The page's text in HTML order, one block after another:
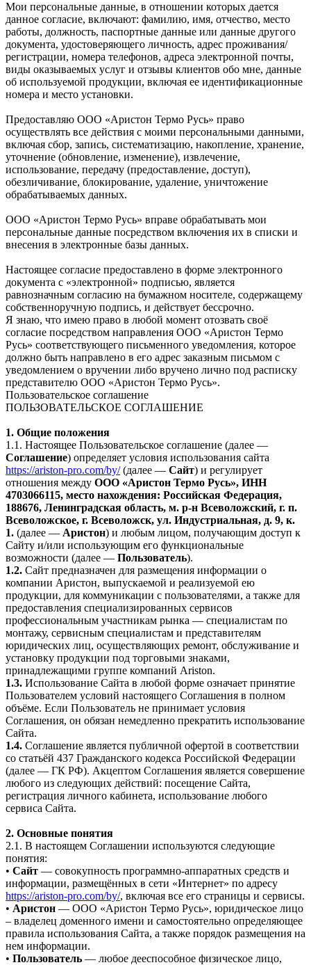
Мои персональные данные, в отношении которых дается
данное согласие, включают: фамилию, имя, отчество, место
работы, должность, паспортные данные или данные другого
документа, удостоверяющего личность, адрес проживания/
регистрации, номера телефонов, адреса электронной почты,
виды оказываемых услуг и отзывы клиентов обо мне, данные
об используемой продукции, включая ее идентификационные
номера и место установки.
Предоставляю ООО «Аристон Термо Русь» право
осуществлять все действия с моими персональными данными,
включая сбор, запись, систематизацию, накопление, хранение,
уточнение (обновление, изменение), извлечение,
использование, передачу (предоставление, доступ),
обезличивание, блокирование, удаление, уничтожение
обрабатываемых данных.
ООО «Аристон Термо Русь» вправе обрабатывать мои
персональные данные посредством включения их в списки и
внесения в электронные базы данных.
Настоящее согласие предоставлено в форме электронного
документа с «электронной» подписью, является
равнозначным согласию на бумажном носителе, содержащему
собственноручную подпись, и действует бессрочно.
Я знаю, что имею право в любой момент отозвать своё
согласие посредством направления ООО «Аристон Термо
Русь» соответствующего письменного уведомления, которое
должно быть направлено в его адрес заказным письмом с
уведомлением о вручении либо вручено лично под расписку
представителю ООО «Аристон Термо Русь».
Пользовательское соглашение
ПОЛЬЗОВАТЕЛЬСКОЕ СОГЛАШЕНИЕ
1. Общие положения
1.1. Настоящее Пользовательское соглашение (далее —
Соглашение) определяет условия использования сайта
https://ariston-pro.com/by/(далее — Сайт) и регулирует
отношения между ООО «Аристон Термо Русь», ИНН
4703066115, место нахождения: Российская Федерация,
188676, Ленинградская область, м. р-н Всеволожский, г. п.
Всеволожское, г. Всеволожск, ул. Индустриальная, д. 9, к.
1. (далее — Аристон) и любым лицом, получающим доступ к
Сайту и/или использующим его функциональные
возможности (далее — Пользователь).
1.2. Сайт предназначен для размещения информации о
компании Аристон, выпускаемой и реализуемой ею
продукции, для коммуникации с пользователями, а также для
предоставления специализированных сервисов
профессиональным участникам рынка — специалистам по
монтажу, сервисным специалистам и представителям
юридических лиц, осуществляющих ремонт, обслуживание и
установку продукции под торговыми знаками,
принадлежащими группе компаний Ariston.
1.3. Использование Сайта в любой форме означает принятие
Пользователем условий настоящего Соглашения в полном
объёме. Если Пользователь не принимает условия
Соглашения, он обязан немедленно прекратить использование
Сайта.
1.4. Соглашение является публичной офертой в соответствии
со статьёй 437 Гражданского кодекса Российской Федерации
(далее — ГК РФ). Акцептом Соглашения является совершение
любого из следующих действий: посещение Сайта,
регистрация личного кабинета, использование любого
сервиса Сайта.
2. Основные понятия
2.1. В настоящем Соглашении используются следующие
понятия:
• Сайт — совокупность программно-аппаратных средств и
информации, размещённых в сети «Интернет» по адресу
https://ariston-pro.com/by/, включая все его страницы и сервисы.
• Аристон — ООО «Аристон Термо Русь», юридическое лицо
– владелец доменного имени и самостоятельно определяющее
правила использования Сайта, а также порядок размещения на
нем информации.
• Пользователь — любое дееспособное физическое лицо,